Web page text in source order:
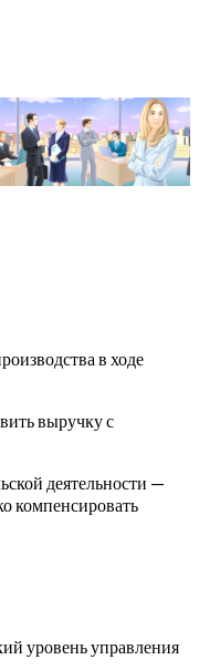
в ходе
выручку с
деятельности —
компенсировать
уровень управления